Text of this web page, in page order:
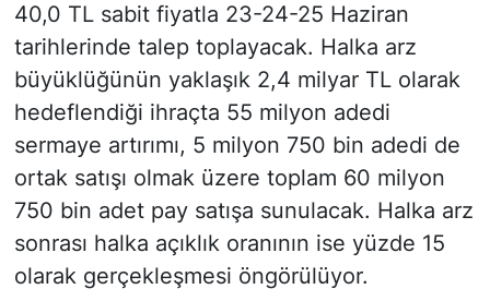
40,0 TL sabit fiyatla 23-24-25 Haziran
tarihlerinde talep toplayacak. Halka arz
büyüklüğünün yaklaşık 2,4 milyar TL olarak
hedeflendiği ihraçta 55 milyon adedi
sermaye artırımı, 5 milyon 750 bin adedi de
ortak satışı olmak üzere toplam 60 milyon
750 bin adet pay satışa sunulacak. Halka arz
sonrası halka açıklık oranının ise yüzde 15
olarak gerçekleşmesi öngörülüyor.